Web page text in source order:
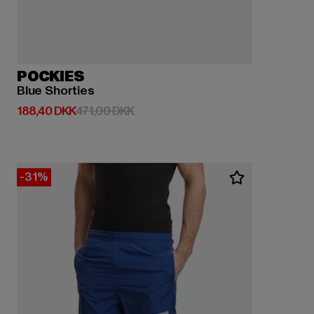
POCKIES
Blue Shorties
188,40 DKK
Nuværende pris: 188,40 DKK
471,00 DKKKampagnepris: 471,00 DKK
-31%